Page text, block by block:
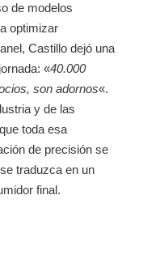
de modelos
optimizar
Castillo dejó una
«40.000
son adornos«.
y de las
toda esa
de precisión se
traduzca en un
final.